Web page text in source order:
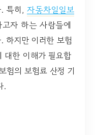
특히, 자동차일일보
자 하는 사람들에
하지만 이러한 보험
대한 이해가 필요합
험의 보험료 산정 기
.